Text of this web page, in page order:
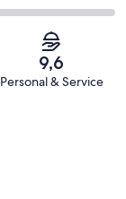
9,6
Personal & Service